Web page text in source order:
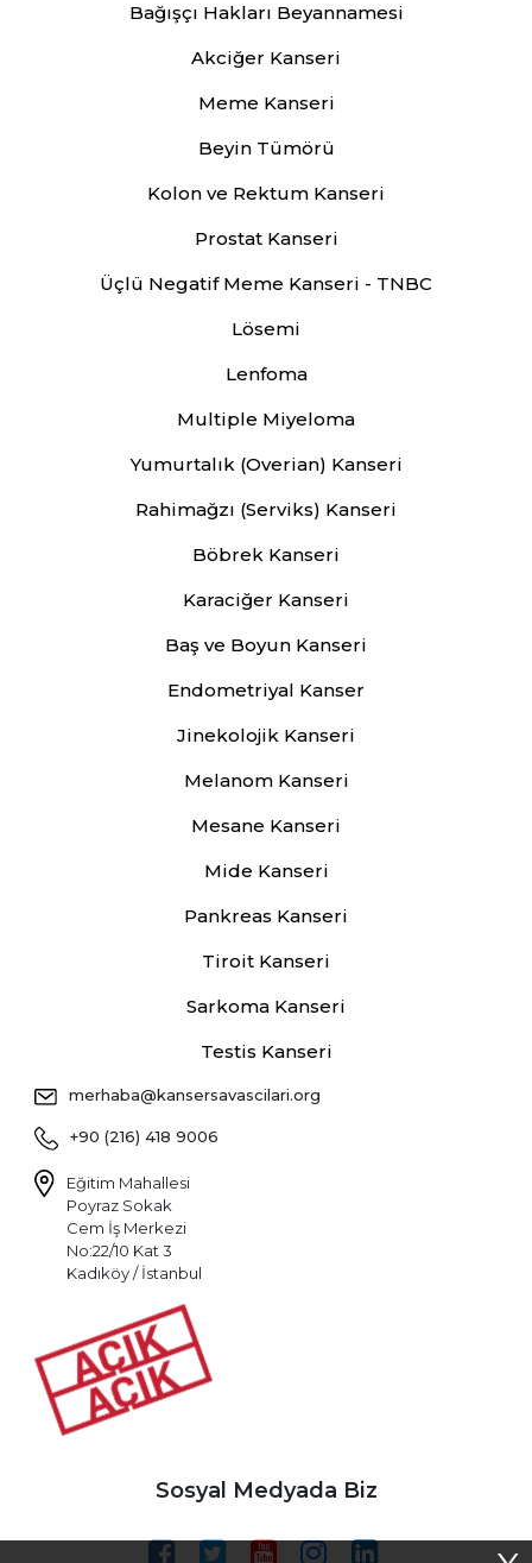
Bağışçı Hakları Beyannamesi
Akciğer Kanseri
Meme Kanseri
Beyin Tümörü
Kolon ve Rektum Kanseri
Prostat Kanseri
Üçlü Negatif Meme Kanseri - TNBC
Lösemi
Lenfoma
Multiple Miyeloma
Yumurtalık (Overian) Kanseri
Rahimağzı (Serviks) Kanseri
Böbrek Kanseri
Karaciğer Kanseri
Baş ve Boyun Kanseri
Endometriyal Kanser
Jinekolojik Kanseri
Melanom Kanseri
Mesane Kanseri
Mide Kanseri
Pankreas Kanseri
Tiroit Kanseri
Sarkoma Kanseri
Testis Kanseri
merhaba@kansersavascilari.org
+90 (216) 418 9006
Eğitim Mahallesi
Poyraz Sokak
Cem İş Merkezi
No:22/10 Kat 3
Kadıköy / İstanbul
Sosyal Medyada Biz